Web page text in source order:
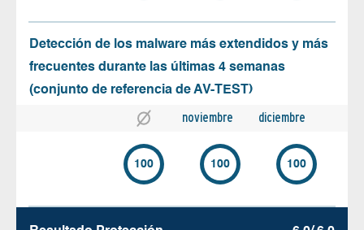
Detección de los malware más extendidos y más
frecuentes durante las últimas 4 semanas
(conjunto de referencia de AV-TEST)
noviembre diciembre
100 100 100